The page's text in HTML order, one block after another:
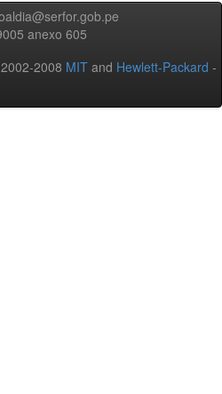
anexo 605
2008 MIT and Hewlett-Packard -